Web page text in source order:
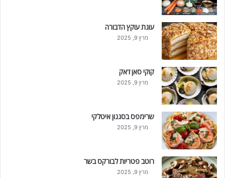
עוגת עוקץ הדבורה
מרץ 9, 2025
קוקי סאן ז'אק
מרץ 9, 2025
שרימפס בסגנון איטלקי
מרץ 9, 2025
רוטב פטריות לבורקס בשר
מרץ 9, 2025